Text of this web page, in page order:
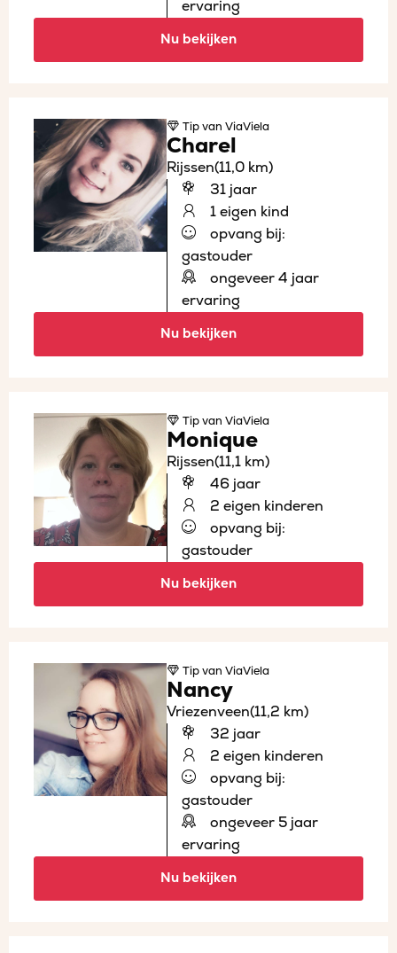
ervaring
Nu bekijken
Tipvan ViaViela
Charel
Rijssen(11,0 km)
31 jaar
1 eigen kind
opvang bij:
gastouder
ongeveer 4 jaar
ervaring
Nu bekijken
Tipvan ViaViela
Monique
Rijssen(11,1 km)
46 jaar
2 eigen kinderen
opvang bij:
gastouder
Nu bekijken
Tipvan ViaViela
Nancy
Vriezenveen(11,2 km)
32 jaar
2 eigen kinderen
opvang bij:
gastouder
ongeveer 5 jaar
ervaring
Nu bekijken